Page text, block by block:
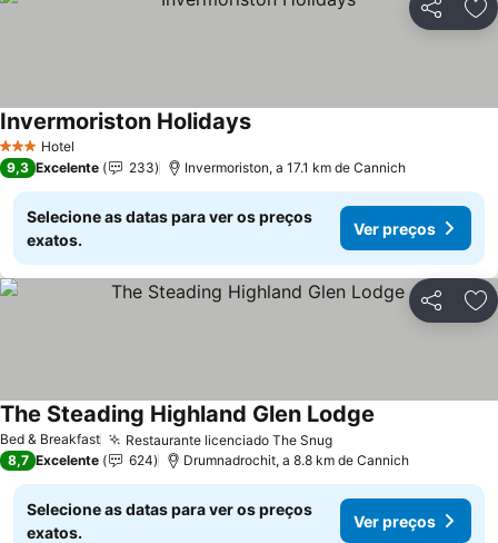
Partilhar
3 EstrelasHotel
Invermoriston Holidays
9,3 Excelente 233 Invermoriston, a 17.1 km de Cannich
Selecione as datas para ver os preços
exatos.
Ver preços
Partilhar
Bed & Breakfast Restaurante licenciado The Snug
The Steading Highland Glen Lodge
8,7 Excelente 624 Drumnadrochit, a 8.8 km de Cannich
Selecione as datas para ver os preços
exatos.
Ver preços